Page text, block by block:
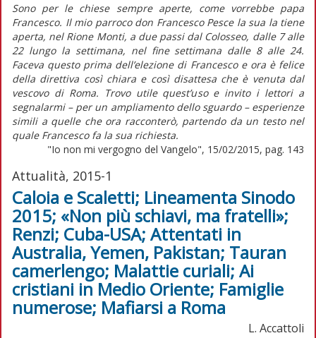
Sono per le chiese sempre aperte, come vorrebbe papa
Francesco. Il mio parroco don Francesco Pesce la sua la tiene
aperta, nel Rione Monti, a due passi dal Colosseo, dalle 7 alle
22 lungo la settimana, nel fine settimana dalle 8 alle 24.
Faceva questo prima dell’elezione di Francesco e ora è felice
della direttiva così chiara e così disattesa che è venuta dal
vescovo di Roma. Trovo utile quest’uso e invito i lettori a
segnalarmi – per un ampliamento dello sguardo – esperienze
simili a quelle che ora racconterò, partendo da un testo nel
quale Francesco fa la sua richiesta.
"Io non mi vergogno del Vangelo", 15/02/2015, pag. 143
Attualità, 2015-1
Caloia e Scaletti; Lineamenta Sinodo
2015; «Non più schiavi, ma fratelli»;
Renzi; Cuba-USA; Attentati in
Australia, Yemen, Pakistan; Tauran
camerlengo; Malattie curiali; Ai
cristiani in Medio Oriente; Famiglie
numerose; Mafiarsi a Roma
L. Accattoli